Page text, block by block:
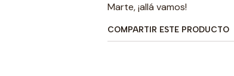
Marte, ¡allá vamos!
COMPARTIR ESTE PRODUCTO